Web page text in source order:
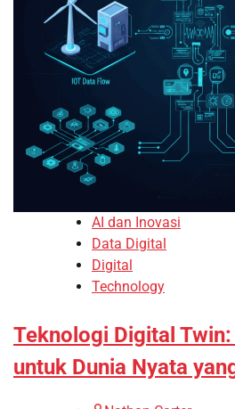
AI dan Inovasi
Data Digital
Digital
Technology
Teknologi Digital
untuk Dunia Nyata